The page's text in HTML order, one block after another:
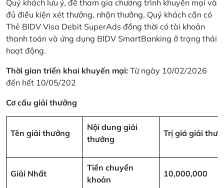
Quý khách lưu ý, để tham gia chương trình khuyến mại và
đủ điều kiện xét thưởng, nhận thưởng, Quý khách cần có
Thẻ BIDV Visa Debit SuperAds đồng thời có tài khoản
thanh toán và ứng dụng BIDV SmartBanking ở trạng thái
hoạt động.
Thời gian triển khai khuyến mại: Từ ngày 10/02/2026
đến hết 10/05/202
Cơ cấu giải thưởng
Tên giải thưởng
Nội dung giải
thưởng
Trị giá giải
Giải Nhất
Tiền chuyển
khoản
10,000,000